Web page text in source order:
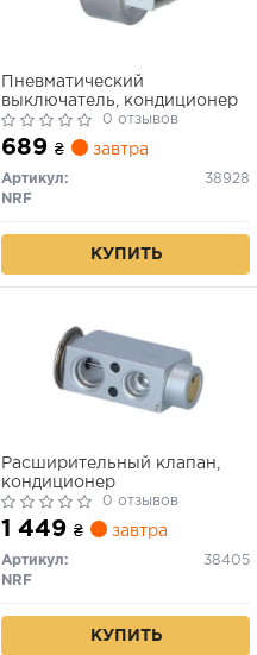
Пневматический
выключатель, кондиционер
0 отзывов
689 ₴ завтра
Артикул:
38928
NRF
КУПИТЬ
Расширительный клапан,
кондиционер
0 отзывов
1 449 ₴ завтра
Артикул:
38405
NRF
КУПИТЬ